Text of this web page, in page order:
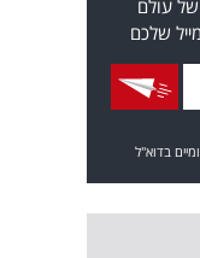
של עולם
שלכם
בדוא"ל